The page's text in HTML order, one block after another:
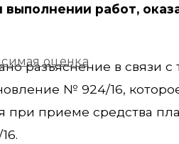
оценка
работ,
разъяснение в связи с
№ 924/16,
приеме средства